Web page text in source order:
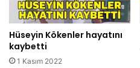
Hüseyin Kökenler hayatını
kaybetti
1 Kasım 2022